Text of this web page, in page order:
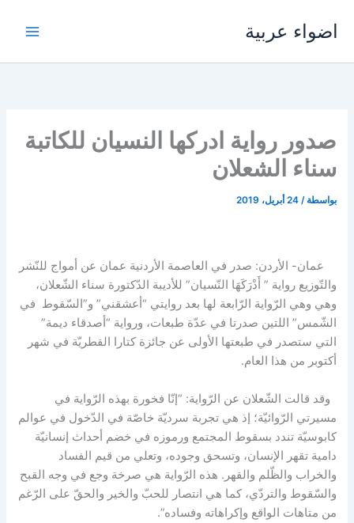
اضواء عربية
صدور رواية ادركها النسيان للكاتبة
سناء الشعلان
بواسطة /24 أبريل، 2019
عمان- الأردن: صدر في العاصمة الأردنية عمان عن أمواج للنّشر
والتّوزيع رواية ” أَدْرَكَهَا النّسيان” للأديبة الدّكتورة سناء الشّعلان،
وهي وهي الرّواية الرّابعة لها بعد روايتي “أعشقني” و”السّقوط في
الشّمس” اللتين صدرتا في عدّة طبعات، ورواية “أصدقاء ديمة”
التي ستصدر في طبعتها الأولى عن جائزة كتارا القطريّة في شهر
أكتوبر من هذا العام.
وقد قالت الشّعلان عن الرّواية: “إنّا فخورة بهذه الرّواية في
مسيرتي الرّوائيّة؛ إذ هي تجربة سرديّة خاصّة في الدّخول في عوالم
كابوسيّة تندد بسقوط المجتمع ورموزه في خضم أحداث إنسانيّة
دامية تقهر الإنسان، وتسحق وجوده، وتعلي من قيم الفساد
والخراب والظّلم والقهر. هذه الرّواية هي صرخة وجع في وجه القبح
والسّقوط والتردّي، كما هي انتصار للحبّ والخير والحقّ على الرّغم
من متاهات الواقع وإكراهاته وفساده”.